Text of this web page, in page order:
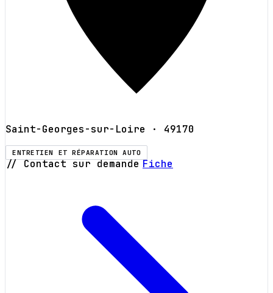
Saint-Georges-sur-Loire · 49170
ENTRETIEN ET RÉPARATION AUTO
// Contact sur demande Fiche